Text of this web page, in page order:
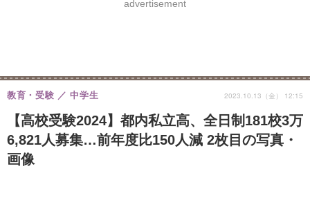
8月開催学校説明会・相談会
advertisement
【高校受験2024】都内私立高、全日制181校3万
6,821人募集…前年度比150人減 2枚目の写真・
画像
教育・受験 中学生 2023.10.13（金） 12:15